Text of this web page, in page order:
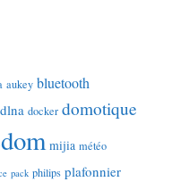
aukey bluetooth
dlna docker domotique
mijia météo
pack philips plafonnier